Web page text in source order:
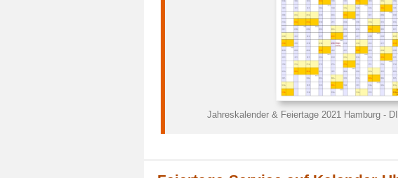
Jahreskalender & Feiertage 2021 Hamburg-